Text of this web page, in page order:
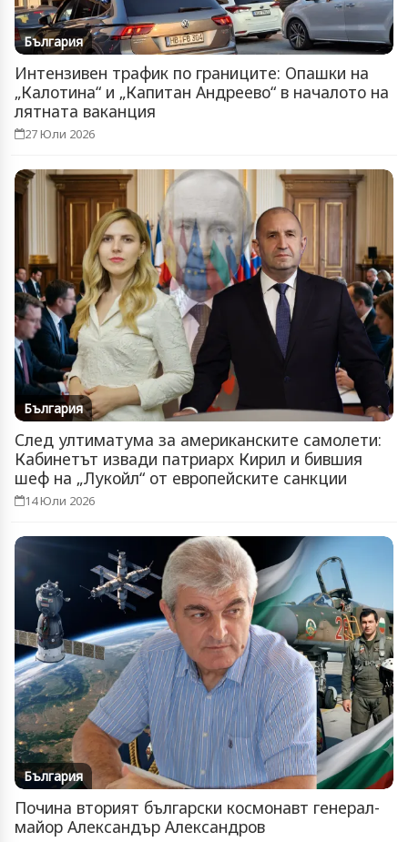
България
Интензивен трафик по границите: Опашки на
„Калотина“ и „Капитан Андреево“ в началото на
лятната ваканция
27 Юли 2026
България
След ултиматума за американските самолети:
Кабинетът извади патриарх Кирил и бившия
шеф на „Лукойл“ от европейските санкции
14 Юли 2026
България
Почина вторият български космонавт генерал-
майор Александър Александров